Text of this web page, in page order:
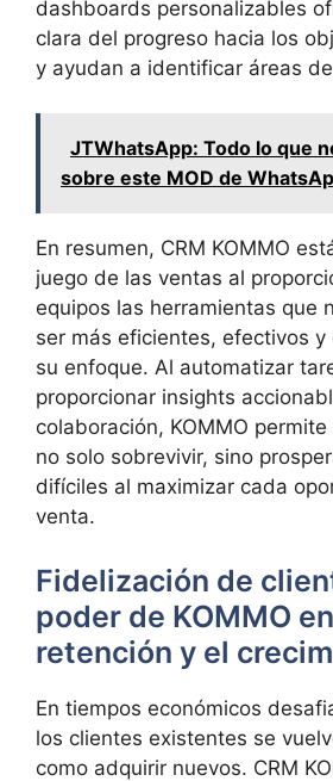
dashboards personalizables
clara del progreso hacia los
y ayudan a identificar áreas
JTWhatsApp: Todo lo que
sobre este MOD de
En resumen, CRM KOMMO
juego de las ventas al
equipos las herramientas que
ser más eficientes, efectivos y
su enfoque. Al automatizar
proporcionar insights
colaboración, KOMMO
no solo sobrevivir, sino
difíciles al maximizar cada
venta.
Fidelización de
poder de KOMMO
retención y el
En tiempos económicos
los clientes existentes se
como adquirir nuevos. CRM